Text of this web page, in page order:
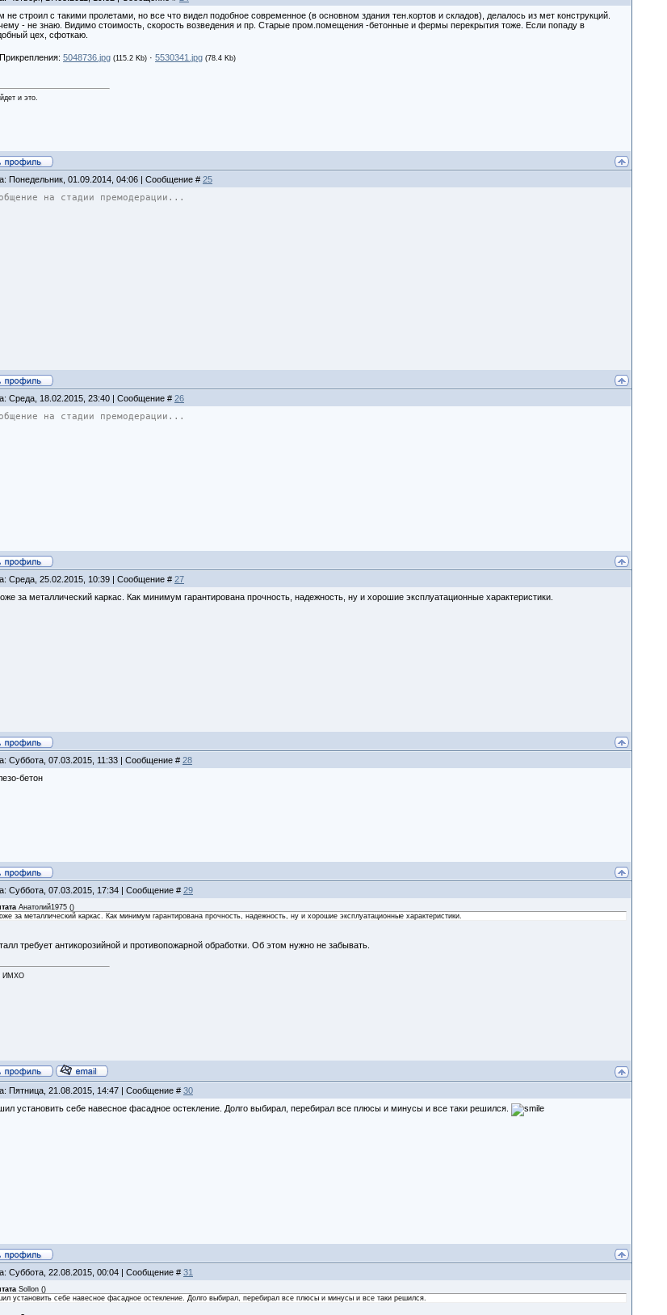
не строил с такими пролетами, но все что видел подобное современное (в основном здания тен.кортов и складов), делалось из мет конструкций.
- не знаю. Видимо стоимость, скорость возведения и пр. Старые пром.помещения -бетонные и фермы перекрытия тоже. Если попаду в
цех, сфоткаю.
Прикрепления: 5048736.jpg (115.2 Kb) · 5530341.jpg (78.4 Kb)
и это.
Понедельник, 01.09.2014, 04:06 | Сообщение # 25
на стадии премодерации...
Среда, 18.02.2015, 23:40 | Сообщение # 26
на стадии премодерации...
Среда, 25.02.2015, 10:39 | Сообщение # 27
за металлический каркас. Как минимум гарантирована прочность, надежность, ну и хорошие эксплуатационные характеристики.
Суббота, 07.03.2015, 11:33 | Сообщение # 28
бетон
Суббота, 07.03.2015, 17:34 | Сообщение # 29
Анатолий1975()
за металлический каркас. Как минимум гарантирована прочность, надежность, ну и хорошие эксплуатационные характеристики.
требует антикорозийной и противопожарной обработки. Об этом нужно не забывать.
ИМХО
Пятница, 21.08.2015, 14:47 | Сообщение # 30
установить себе навесное фасадное остекление. Долго выбирал, перебирал все плюсы и минусы и все таки решился.
Суббота, 22.08.2015, 00:04 | Сообщение # 31
Sollon()
установить себе навесное фасадное остекление. Долго выбирал, перебирал все плюсы и минусы и все таки решился.